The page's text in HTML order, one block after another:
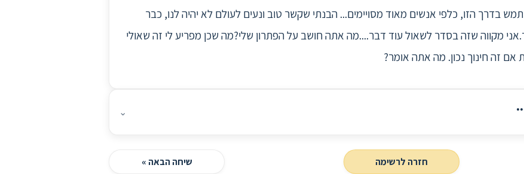
בדרך הזו, כלפי אנשים מאוד מסויימים... הבנתי שקשר טוב ונעים לעולם לא יהיה לנו, כבר
מקווה שזה בסדר לשאול עוד דבר....מה אתה חושב על הפתרון שלי?מה שכן מפריע לי זה שאולי
אם זה חינוך נכון. מה אתה אומר?
⌄
חזרה לרשימה שיחה הבאה »